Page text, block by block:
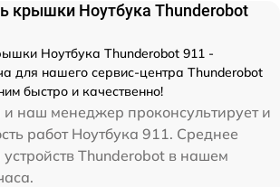
крышки Ноутбука Thunderobot
Ноутбука Thunderobot 911 -
для нашего сервис-центра Thunderobot
быстро и качественно!
и наш менеджер проконсультирует и
работ Ноутбука 911. Среднее
Thunderobot в нашем